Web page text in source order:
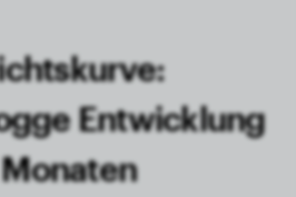
Entwicklung